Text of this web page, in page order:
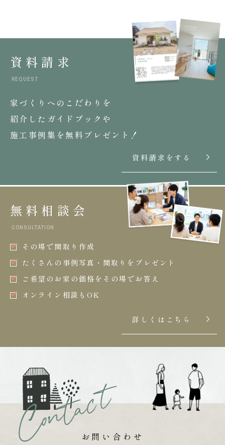
資料請求
REQUEST
家づくりへのこだわりを
紹介したガイドブックや
施工事例集を無料プレゼント！
資料請求をする
無料相談会
CONSULTATION
その場で間取り作成
たくさんの事例写真・間取りをプレゼント
ご希望のお家の価格をその場でお答え
オンライン相談もOK
詳しくはこちら
お問い合わせ